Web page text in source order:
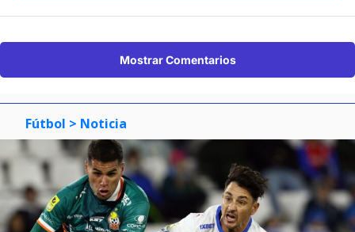
Mostrar Comentarios
Fútbol > Noticia